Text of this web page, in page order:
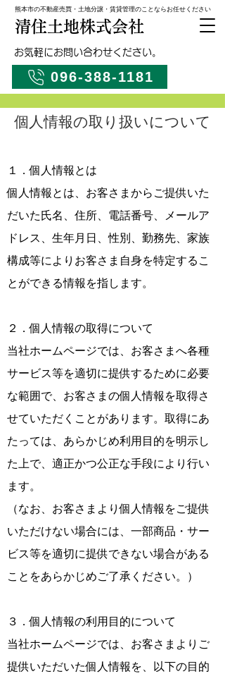
清住土地株式会社
熊本市の不動産売買・土地分譲・賃貸管理のことならお任せください
お気軽にお問い合わせください。
096-388-1181
個人情報の取り扱いについて
１．個人情報とは
個人情報とは、お客さまからご提供いた
だいた氏名、住所、電話番号、メールア
ドレス、生年月日、性別、勤務先、家族
構成等によりお客さま自身を特定するこ
とができる情報を指します。
２．個人情報の取得について
当社ホームページでは、お客さまへ各種
サービス等を適切に提供するために必要
な範囲で、お客さまの個人情報を取得さ
せていただくことがあります。取得にあ
たっては、あらかじめ利用目的を明示し
た上で、適正かつ公正な手段により行い
ます。
（なお、お客さまより個人情報をご提供
いただけない場合には、一部商品・サー
ビス等を適切に提供できない場合がある
ことをあらかじめご了承ください。）
３．個人情報の利用目的について
当社ホームページでは、お客さまよりご
提供いただいた個人情報を、以下の目的